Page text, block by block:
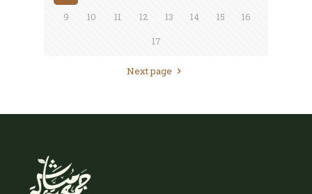
9
10 11 12 13 14 15
16
17
Next page